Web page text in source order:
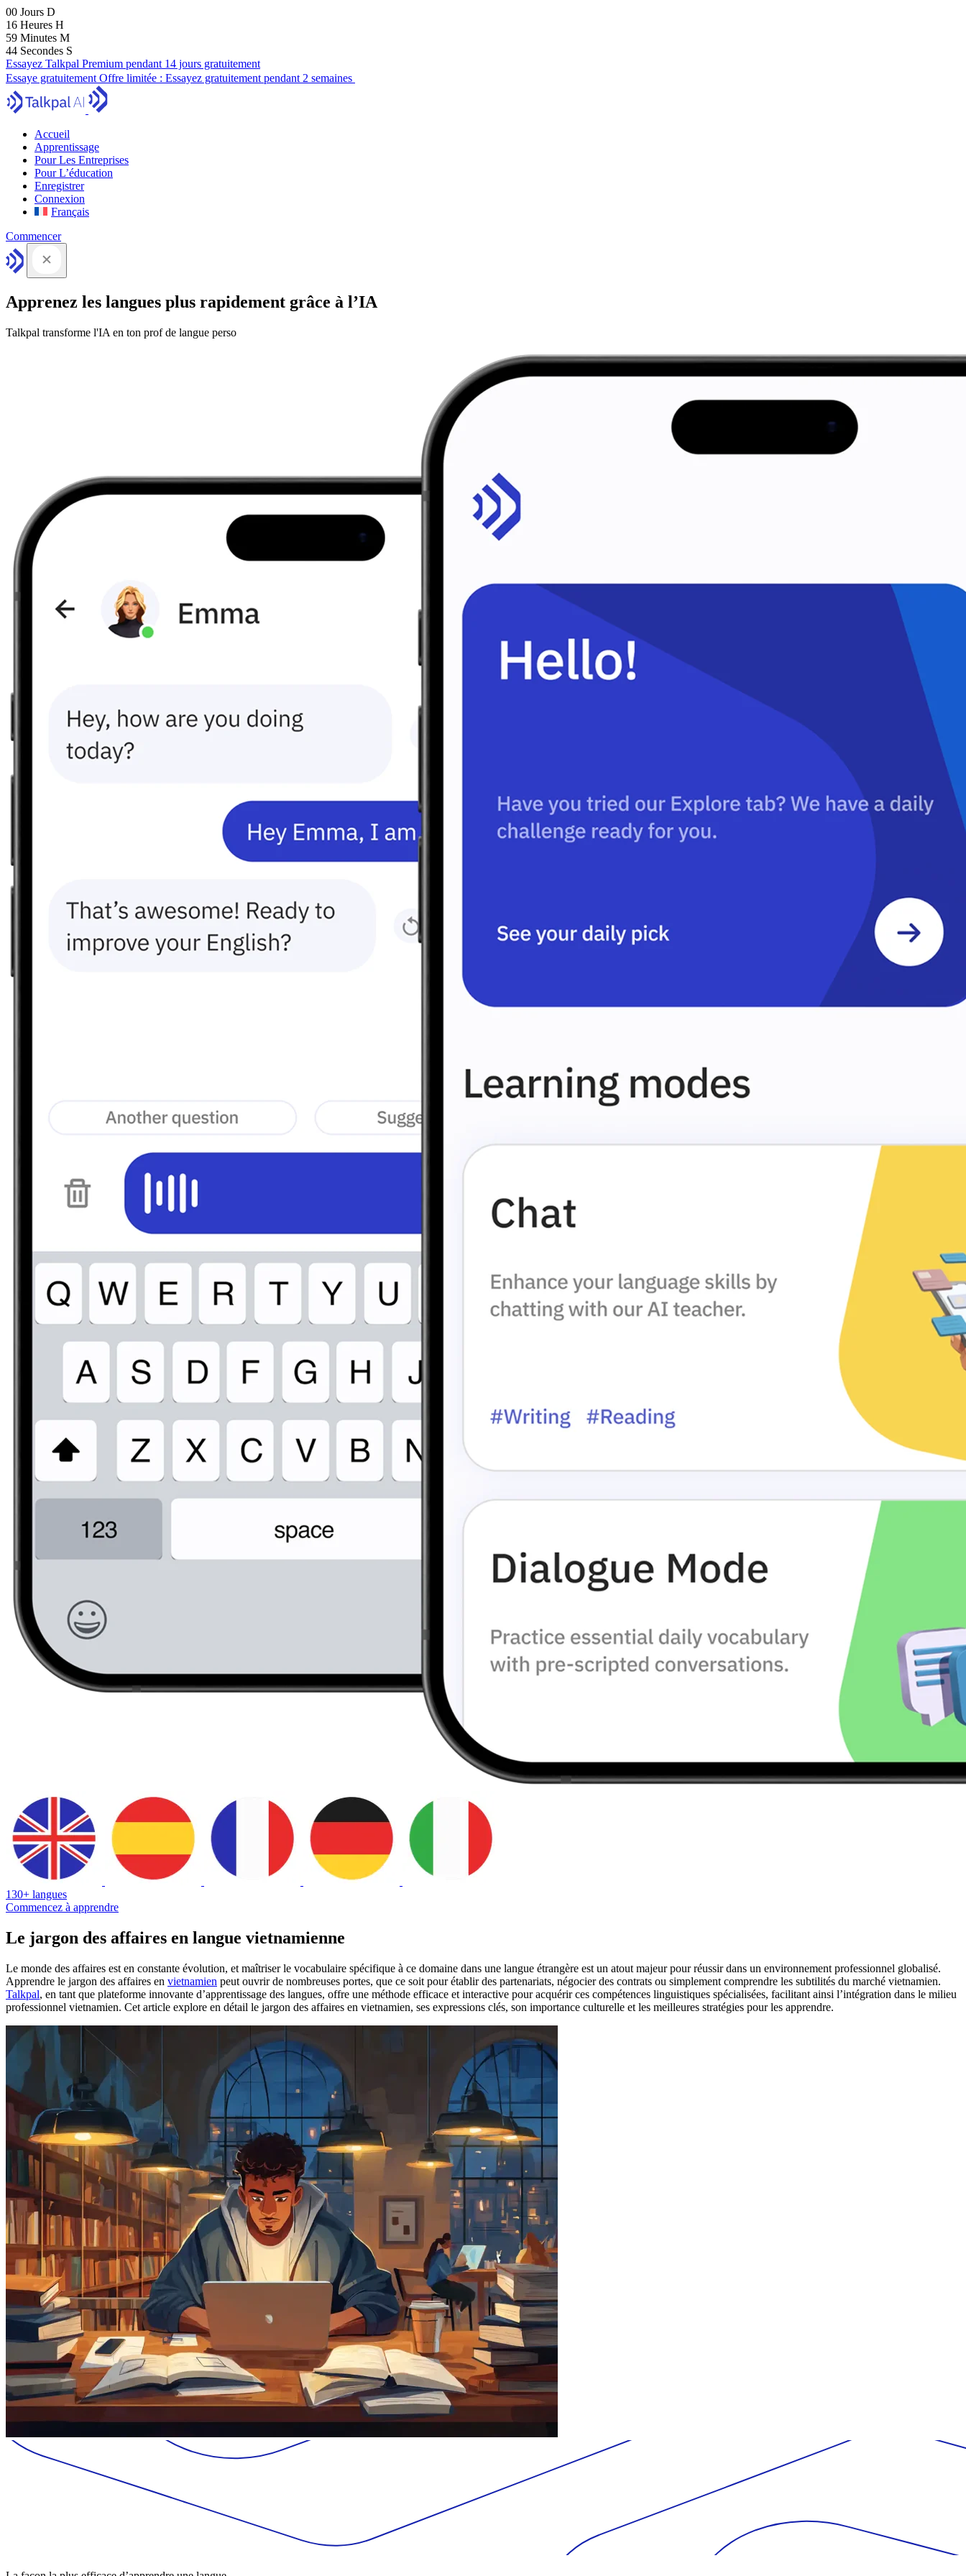
00 Jours D
16 Heures H
59 Minutes M
43 Secondes S
Essayez Talkpal Premium pendant 14 jours gratuitement
Essaye gratuitement Offre limitée : Essayez gratuitement pendant 2 semaines
Accueil
Apprentissage
Pour Les Entreprises
Pour L’éducation
Enregistrer
Connexion
Français
Commencer
Apprenez les langues plus rapidement grâce à l’IA
Talkpal transforme l'IA en ton prof de langue perso
130+ langues
Commencez à apprendre
Le jargon des affaires en langue vietnamienne
Le monde des affaires est en constante évolution, et maîtriser le vocabulaire spécifique à ce domaine dans une langue étrangère est un atout majeur pour réussir dans un environnement professionnel globalisé.
Apprendre le jargon des affaires en vietnamien peut ouvrir de nombreuses portes, que ce soit pour établir des partenariats, négocier des contrats ou simplement comprendre les subtilités du marché vietnamien.
Talkpal, en tant que plateforme innovante d’apprentissage des langues, offre une méthode efficace et interactive pour acquérir ces compétences linguistiques spécialisées, facilitant ainsi l’intégration dans le milieu
professionnel vietnamien. Cet article explore en détail le jargon des affaires en vietnamien, ses expressions clés, son importance culturelle et les meilleures stratégies pour les apprendre.